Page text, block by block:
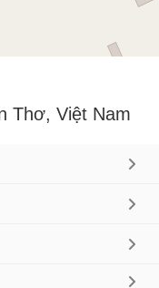
Thơ, Việt Nam